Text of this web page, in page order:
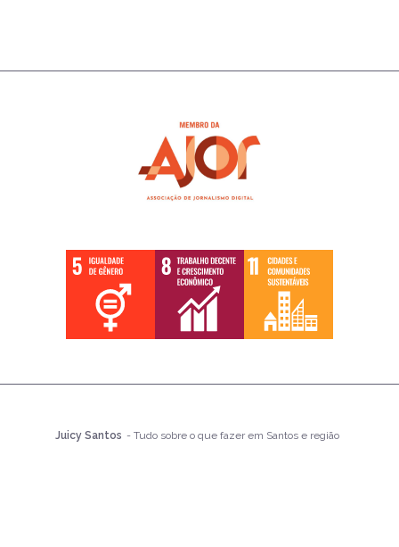
Juicy Santos - Tudo sobre o que fazer em Santos e região